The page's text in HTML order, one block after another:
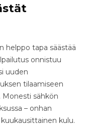
helppo tapa säästää
onnistuu
uuden
tilaamiseen
Monesti sähkön
– onhan
kulu.